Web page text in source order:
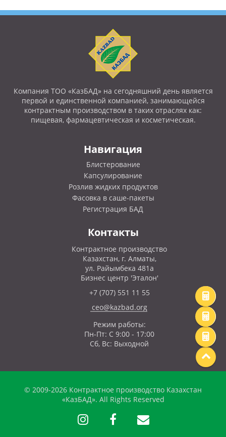
Компания ТОО «КазБАД» на сегодняшний день является
первой и единственной компанией, занимающейся
контрактным производством в таких отраслях как:
пищевая, фармацевтическая и косметическая.
Навигация
Блистерование
Капсулирование
Розлив жидких продуктов
Фасовка в саше-пакеты
Регистрация БАД
Контакты
Контрактное производство
Казахстан, г. Алматы,
ул. Райымбека 481а
Бизнес центр 'Эталон'
+7 (707) 551 11 55
ceo@kazbad.org
Режим работы:
Пн-Пт: С 9:00 - 17:00
Сб, Вс: Выходной
© 2009-2026 Контрактное производство Казахстан
«КазБАД». All Rights Reserved